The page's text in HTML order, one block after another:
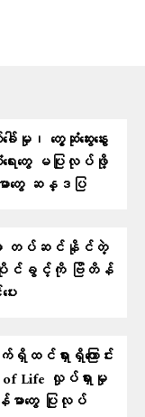
မှု၊ တွေ့ဆုံဆွေးနွေး
တွေ မပြုလုပ်ဖို့
ာတွေ ဆန္ဒပြ
ာ တပ်ဆင်နိုင်တဲ့
ပိုင်ခွင့်ကို ဗြိတိန်
ေး
ထင်ရှားရှိကြောင်း
of Life လှုပ်ရှားမှု
မာတွေ ပြုလုပ်